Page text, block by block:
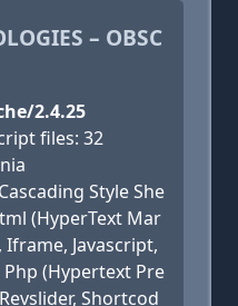
– OBSC
2.4.25
files: 32
Style She
(HyperText Mar
Javascript,
(Hypertext Pre
Shortcod